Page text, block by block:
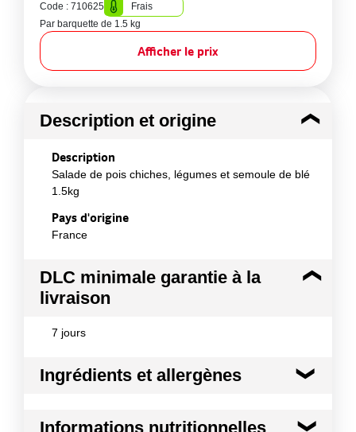
Code : 710625
Frais
Par barquette de 1.5 kg
Afficher le prix
Description et origine
Description
Salade de pois chiches, légumes et semoule de blé
1.5kg
Pays d'origine
France
DLC minimale garantie à la
livraison
7 jours
Ingrédients et allergènes
pois chiches cuits 45% (eau, pois chiches, sel),
Informations nutritionnelles